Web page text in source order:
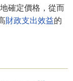
確定價格，從而
財政支出效益的